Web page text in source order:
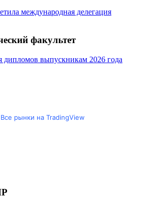
международная делегация
факультет
выпускникам 2026 года
Все рынки на TradingView